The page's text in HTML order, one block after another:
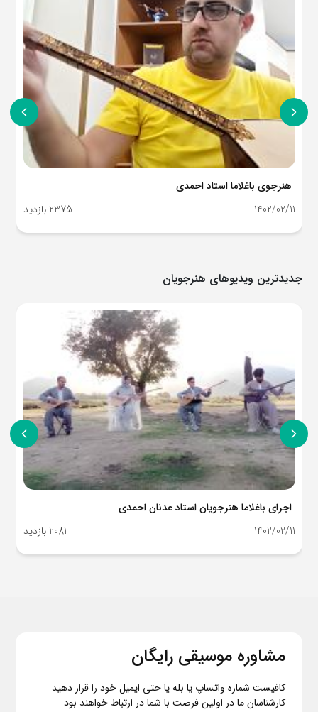
هنرجوی باغلاما استاد احمدی
2375 بازدید
1402/02/11
جدیدترین ویدیوهای هنرجویان
اجرای باغلاما هنرجویان استاد عدنان احمدی
2081 بازدید
1402/02/11
مشاوره موسیقی رایگان
کافیست شماره واتساپ یا بله یا حتی ایمیل خود را قرار دهید
کارشناسان ما در اولین فرصت با شما در ارتباط خواهند بود